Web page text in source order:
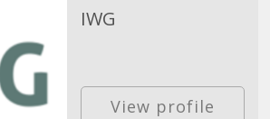
IWG
View profile